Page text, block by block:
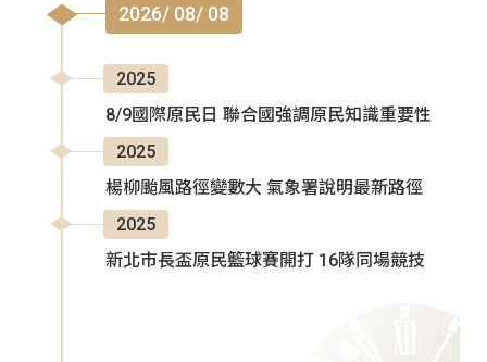
2026/ 08/ 08
2025
8/9國際原民日 聯合國強調原民知識重要性
2025
楊柳颱風路徑變數大 氣象署說明最新路徑
2025
新北市長盃原民籃球賽開打 16隊同場競技